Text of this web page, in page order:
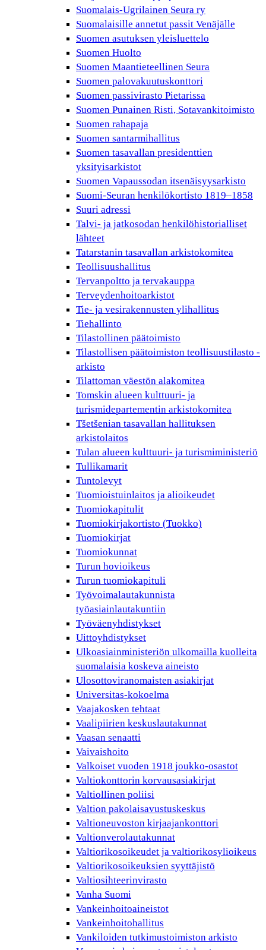
Suomalais-Ugrilainen Seura ry
Suomalaisille annetut passit Venäjälle
Suomen asutuksen yleisluettelo
Suomen Huolto
Suomen Maantieteellinen Seura
Suomen palovakuutuskonttori
Suomen passivirasto Pietarissa
Suomen Punainen Risti, Sotavankitoimisto
Suomen rahapaja
Suomen santarmihallitus
Suomen tasavallan presidenttien
yksityisarkistot
Suomen Vapaussodan itsenäisyysarkisto
Suomi-Seuran henkilökortisto 1819–1858
Suuri adressi
Talvi- ja jatkosodan henkilöhistorialliset
lähteet
Tatarstanin tasavallan arkistokomitea
Teollisuushallitus
Tervanpoltto ja tervakauppa
Terveydenhoitoarkistot
Tie- ja vesirakennusten ylihallitus
Tiehallinto
Tilastollinen päätoimisto
Tilastollisen päätoimiston teollisuustilasto -
arkisto
Tilattoman väestön alakomitea
Tomskin alueen kulttuuri- ja
turismidepartementin arkistokomitea
Tšetšenian tasavallan hallituksen
arkistolaitos
Tulan alueen kulttuuri- ja turismiministeriö
Tullikamarit
Tuntolevyt
Tuomioistuinlaitos ja alioikeudet
Tuomiokapitulit
Tuomiokirjakortisto (Tuokko)
Tuomiokirjat
Tuomiokunnat
Turun hovioikeus
Turun tuomiokapituli
Työvoimalautakunnista
työasiainlautakuntiin
Työväenyhdistykset
Uittoyhdistykset
Ulkoasiainministeriön ulkomailla kuolleita
suomalaisia koskeva aineisto
Ulosottoviranomaisten asiakirjat
Universitas-kokoelma
Vaajakosken tehtaat
Vaalipiirien keskuslautakunnat
Vaasan senaatti
Vaivaishoito
Valkoiset vuoden 1918 joukko-osastot
Valtiokonttorin korvausasiakirjat
Valtiollinen poliisi
Valtion pakolaisavustuskeskus
Valtioneuvoston kirjaajankonttori
Valtionverolautakunnat
Valtiorikosoikeudet ja valtiorikosylioikeus
Valtiorikosoikeuksien syyttäjistö
Valtiosihteerinvirasto
Vanha Suomi
Vankeinhoitoaineistot
Vankeinhoitohallitus
Vankiloiden tutkimustoimiston arkisto